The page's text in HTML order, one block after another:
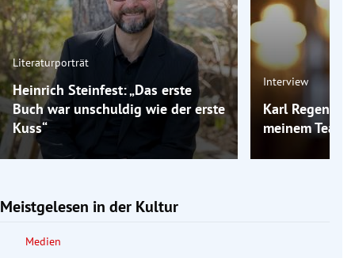
Literaturporträt
Heinrich Steinfest: „Das erste
Buch war unschuldig wie der erste
Kuss“
Interview
Karl
meinem Team
Meistgelesen in der Kultur
Medien